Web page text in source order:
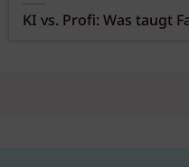
KI vs. Profi: Was taugt